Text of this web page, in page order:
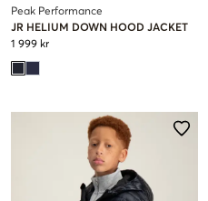
Peak Performance
JR HELIUM DOWN HOOD JACKET
1 999 kr